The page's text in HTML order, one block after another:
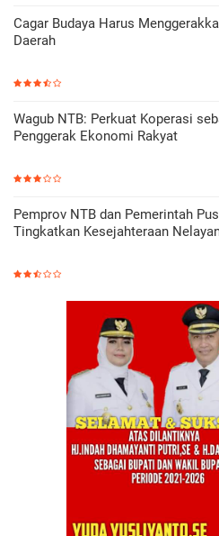
Cagar Budaya Harus
Daerah
Wagub NTB: Perkuat Koperasi
Penggerak Ekonomi Rakyat
Pemprov NTB dan Pemerintah
Tingkatkan Kesejahteraan